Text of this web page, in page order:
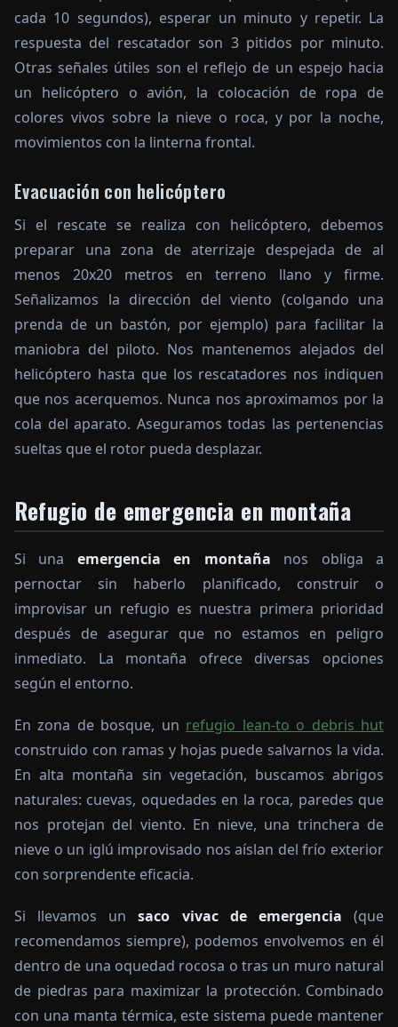
cada 10 segundos), esperar un minuto y repetir. La
respuesta del rescatador son 3 pitidos por minuto.
Otras señales útiles son el reflejo de un espejo hacia
un helicóptero o avión, la colocación de ropa de
colores vivos sobre la nieve o roca, y por la noche,
movimientos con la linterna frontal.
Evacuación con helicóptero
Si el rescate se realiza con helicóptero, debemos
preparar una zona de aterrizaje despejada de al
menos 20x20 metros en terreno llano y firme.
Señalizamos la dirección del viento (colgando una
prenda de un bastón, por ejemplo) para facilitar la
maniobra del piloto. Nos mantenemos alejados del
helicóptero hasta que los rescatadores nos indiquen
que nos acerquemos. Nunca nos aproximamos por la
cola del aparato. Aseguramos todas las pertenencias
sueltas que el rotor pueda desplazar.
Refugio de emergencia en montaña
Si una emergencia en montaña nos obliga a
pernoctar sin haberlo planificado, construir o
improvisar un refugio es nuestra primera prioridad
después de asegurar que no estamos en peligro
inmediato. La montaña ofrece diversas opciones
según el entorno.
En zona de bosque, un refugio lean-to o debris hut
construido con ramas y hojas puede salvarnos la vida.
En alta montaña sin vegetación, buscamos abrigos
naturales: cuevas, oquedades en la roca, paredes que
nos protejan del viento. En nieve, una trinchera de
nieve o un iglú improvisado nos aíslan del frío exterior
con sorprendente eficacia.
Si llevamos unsaco vivac de emergencia (que
recomendamos siempre), podemos envolvemos en él
dentro de una oquedad rocosa o tras un muro natural
de piedras para maximizar la protección. Combinado
con una manta térmica, este sistema puede mantener